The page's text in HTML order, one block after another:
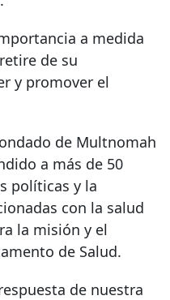
a medida
de su
y promover el
de Multnomah
a más de 50
políticas y la
con la salud
la misión y el
de Salud.
de nuestra